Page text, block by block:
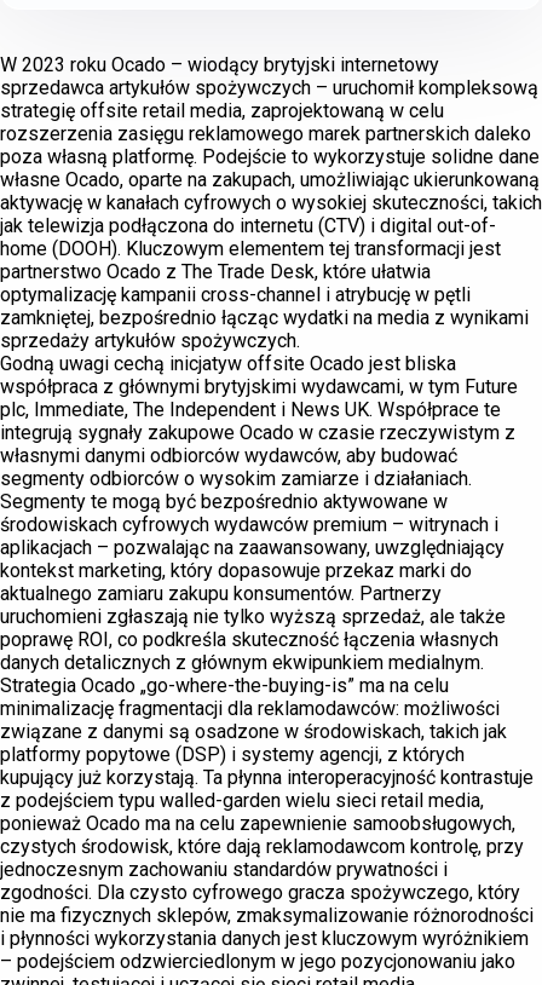
W 2023 roku Ocado – wiodący brytyjski internetowy
sprzedawca artykułów spożywczych – uruchomił kompleksową
strategię offsite retail media, zaprojektowaną w celu
rozszerzenia zasięgu reklamowego marek partnerskich daleko
poza własną platformę. Podejście to wykorzystuje solidne dane
własne Ocado, oparte na zakupach, umożliwiając ukierunkowaną
aktywację w kanałach cyfrowych o wysokiej skuteczności, takich
jak telewizja podłączona do internetu (CTV) i digital out-of-
home (DOOH). Kluczowym elementem tej transformacji jest
partnerstwo Ocado z The Trade Desk, które ułatwia
optymalizację kampanii cross-channel i atrybucję w pętli
zamkniętej, bezpośrednio łącząc wydatki na media z wynikami
sprzedaży artykułów spożywczych.
Godną uwagi cechą inicjatyw offsite Ocado jest bliska
współpraca z głównymi brytyjskimi wydawcami, w tym Future
plc, Immediate, The Independent i News UK. Współprace te
integrują sygnały zakupowe Ocado w czasie rzeczywistym z
własnymi danymi odbiorców wydawców, aby budować
segmenty odbiorców o wysokim zamiarze i działaniach.
Segmenty te mogą być bezpośrednio aktywowane w
środowiskach cyfrowych wydawców premium – witrynach i
aplikacjach – pozwalając na zaawansowany, uwzględniający
kontekst marketing, który dopasowuje przekaz marki do
aktualnego zamiaru zakupu konsumentów. Partnerzy
uruchomieni zgłaszają nie tylko wyższą sprzedaż, ale także
poprawę ROI, co podkreśla skuteczność łączenia własnych
danych detalicznych z głównym ekwipunkiem medialnym.
Strategia Ocado „go-where-the-buying-is” ma na celu
minimalizację fragmentacji dla reklamodawców: możliwości
związane z danymi są osadzone w środowiskach, takich jak
platformy popytowe (DSP) i systemy agencji, z których
kupujący już korzystają. Ta płynna interoperacyjność kontrastuje
z podejściem typu walled-garden wielu sieci retail media,
ponieważ Ocado ma na celu zapewnienie samoobsługowych,
czystych środowisk, które dają reklamodawcom kontrolę, przy
jednoczesnym zachowaniu standardów prywatności i
zgodności. Dla czysto cyfrowego gracza spożywczego, który
nie ma fizycznych sklepów, zmaksymalizowanie różnorodności
i płynności wykorzystania danych jest kluczowym wyróżnikiem
– podejściem odzwierciedlonym w jego pozycjonowaniu jako